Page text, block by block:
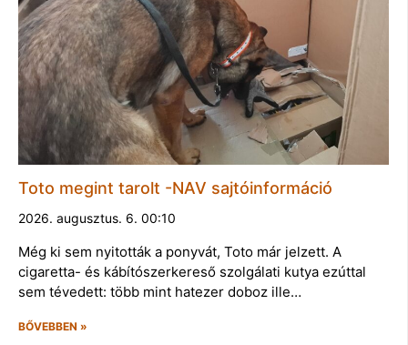
Toto megint tarolt -NAV sajtóinformáció
2026. augusztus. 6. 00:10
Még ki sem nyitották a ponyvát, Toto már jelzett. A
cigaretta- és kábítószerkereső szolgálati kutya ezúttal
sem tévedett: több mint hatezer doboz ille…
BŐVEBBEN »